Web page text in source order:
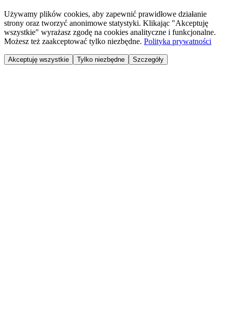
Używamy plików cookies, aby zapewnić prawidłowe działanie
strony oraz tworzyć anonimowe statystyki. Klikając "Akceptuję
wszystkie" wyrażasz zgodę na cookies analityczne i funkcjonalne.
Możesz też zaakceptować tylko niezbędne. Polityka prywatności
Akceptuję wszystkie Tylko niezbędne Szczegóły